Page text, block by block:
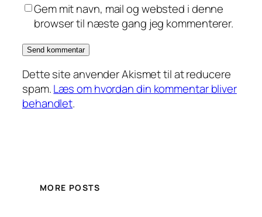
Gem mit navn, mail og websted i denne
browser til næste gang jeg kommenterer.
Dette site anvender Akismet til at reducere
spam.Læs om hvordan din kommentar bliver
behandlet.
MORE POSTS